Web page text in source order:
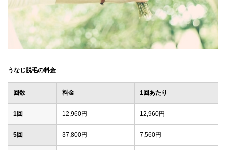
うなじ脱毛の料金
回数 料金 1回あたり
1回 12,960円 12,960円
5回 37,800円 7,560円